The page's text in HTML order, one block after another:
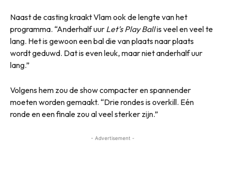
Naast de casting kraakt Vlam ook de lengte van het
programma. “Anderhalf uur Let’s Play Ballis veel en veel te
lang. Het is gewoon een bal die van plaats naar plaats
wordt geduwd. Dat is even leuk, maar niet anderhalf uur
lang.”
Volgens hem zou de show compacter en spannender
moeten worden gemaakt. “Drie rondes is overkill. Eén
ronde en een finale zou al veel sterker zijn.”
- Advertisement -